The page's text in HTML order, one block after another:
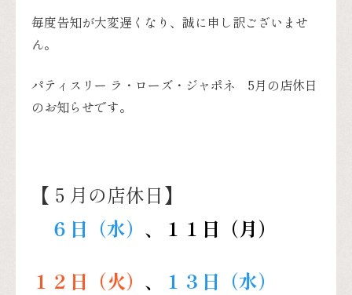
毎度告知が大変遅くなり、誠に申し訳ございませ
ん。
パティスリー ラ・ローズ・ジャポネ 5月の店休日
のお知らせです。
【５月の店休日】
６ 日（水） 、１１日（月）
１２日（火） 、 １３ 日（水）